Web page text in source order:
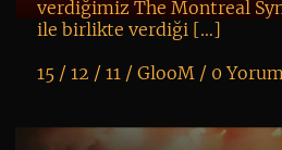
verdiğimiz The Montreal
ile birlikte verdiği […]
15 / 12 / 11 / GlooM/ 0